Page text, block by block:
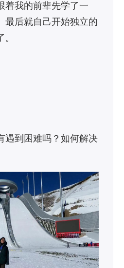
着我的前辈先学了一
最后就自己开始独立的
遇到困难吗？如何解决